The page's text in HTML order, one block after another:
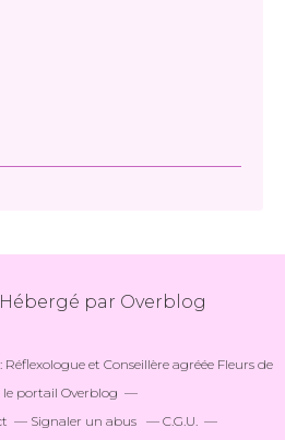
par Overblog
Réflexologue et Conseillère agréée Fleurs de
le portail Overblog
Signaler un abus C.G.U.